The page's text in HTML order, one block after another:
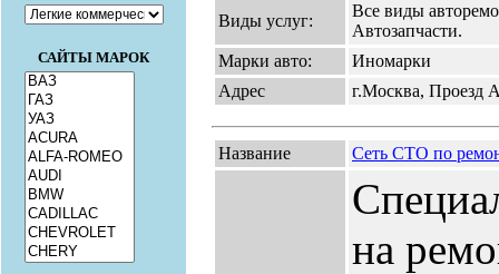
САЙТЫ МАРОК
Виды услуг:
Все виды
Автозапчасти.
Марки авто:
Иномарки
Адрес
г.Москва, Проезд
Название Сеть СТО по
на